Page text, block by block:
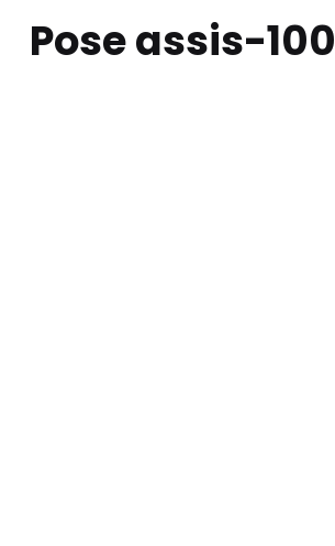
Pose assis-100